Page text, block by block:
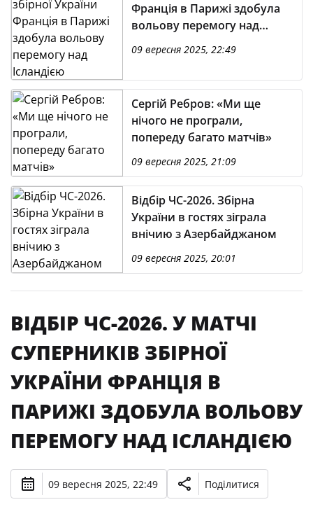
Франція в Парижі здобула
вольову перемогу над
09 вересня 2025, 22:49
Сергій Ребров: «Ми ще
нічого не програли,
попереду багато матчів»
09 вересня 2025, 21:09
Відбір ЧС-2026. Збірна
України в гостях зіграла
внічию з Азербайджаном
09 вересня 2025, 20:01
ВІДБІР ЧС-2026. У МАТЧІ
СУПЕРНИКІВ ЗБІРНОЇ
УКРАЇНИ ФРАНЦІЯ В
ПАРИЖІ ЗДОБУЛА ВОЛЬОВУ
ПЕРЕМОГУ НАД ІСЛАНДІЄЮ
09 вересня 2025, 22:49 Поділитися